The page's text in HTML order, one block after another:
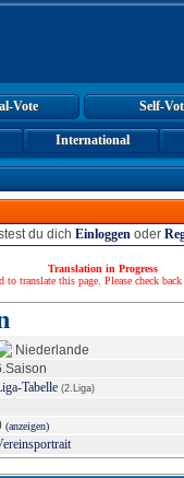
Vote Self-
International
du dich Einloggen oder
Translation in Progress
to translate this page. Please check
Niederlande
Tabelle (2.Liga)
(anzeigen)